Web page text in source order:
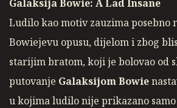
Galaksija Bowie: A Lad Insane
Ludilo kao motiv zauzima posebno
Bowiejevu opusu, dijelom i zbog
starijim bratom, koji je bolovao od
putovanje Galaksijom Bowie
u kojima ludilo nije prikazano